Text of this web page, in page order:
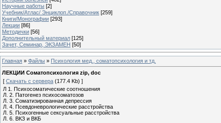
Научные работы [2]
Учебник/Атлас/ Энциклоп./Справочник [259]
Книги/Монографии [293]
Лекции [86]
Методички [56]
Дополнительный материал [125]
Зачет, Семинар, ЭКЗАМЕН [50]
Главная » Файлы » Психология мед., соматопсихология и тд.
ЛЕКЦИИ Соматопсихология zip, doc
[ Скачать с сервера (177.4 Kb) ]
Л 1. Психосоматические соотношения
Л. 2. Патогенез психосоматозов
Л. 3. Соматизированная депрессия
Л. 4. Псевдоневрологические расстройства
Л. 5. Психогенные сексуальные расстройства
Л. 6. ВКЗ и ВКБ